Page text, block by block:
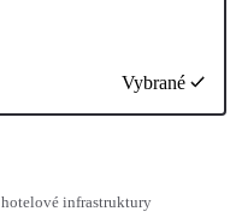
Vybrané
infrastruktury